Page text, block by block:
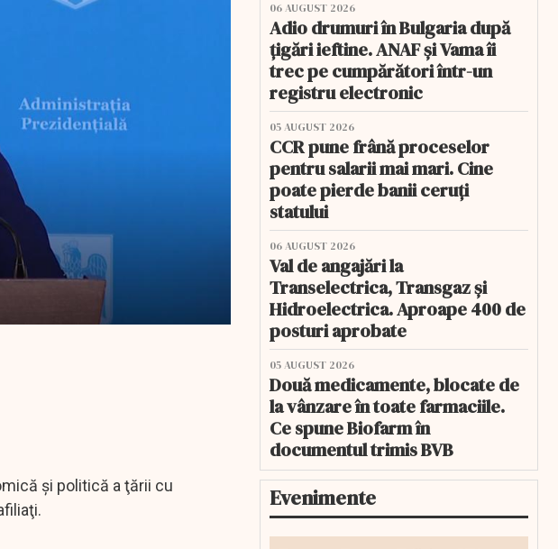
şi politică a ţării cu
06 AUGUST 2026
Adio drumuri în Bulgaria după
țigări ieftine. ANAF și Vama îi
trec pe cumpărători într-un
registru electronic
05 AUGUST 2026
CCR pune frână proceselor
pentru salarii mai mari. Cine
poate pierde banii ceruți
statului
06 AUGUST 2026
Val de angajări la
Transelectrica, Transgaz și
Hidroelectrica. Aproape 400 de
posturi aprobate
05 AUGUST 2026
Două medicamente, blocate de
la vânzare în toate farmaciile.
Ce spune Biofarm în
documentul trimis BVB
Evenimente